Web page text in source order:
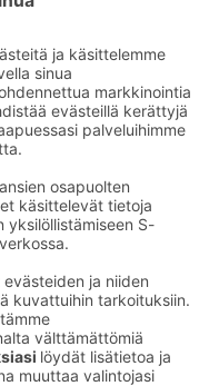
Hotels uutiskirje
Hotellien uusimmat
uutiset sähköpostiisi
Hotels somessa
Hotels
Sokos
Hotels
Sokos
Hotels